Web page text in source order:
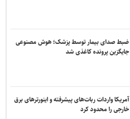
ضبط صدای بیمار توسط پزشک؛ هوش مصنوعی
جایگزین پرونده کاغذی شد
آمریکا واردات ربات‌های پیشرفته و اینورترهای برق
خارجی را محدود کرد